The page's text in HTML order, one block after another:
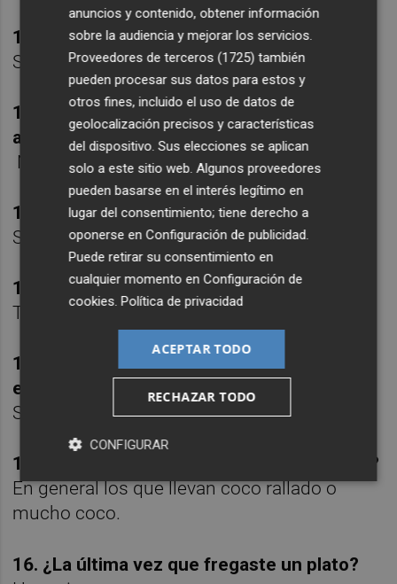
10. Lo más raro que has probado nunca
Serpiente, cocodrilo...
11. ¿Has llorado (de emoción) al probar
algún plato?
No
12. ¿Pides palomitas en el cine?
Sí
13. Una canción para abrir boca.
The XX Intro
14. Mi cena de los domingos por la noche
es...
Sushi o hindú
15. ¿Cuál es el peor plato que has probado?
En general los que llevan coco rallado o
mucho coco.
16. ¿La última vez que fregaste un plato?
anuncios y contenido, obtener información
sobre la audiencia y mejorar los servicios.
Proveedores de terceros (1725) también
pueden procesar sus datos para estos y
otros fines, incluido el uso de datos de
geolocalización precisos y características
del dispositivo. Sus elecciones se aplican
solo a este sitio web. Algunos proveedores
pueden basarse en el interés legítimo en
lugar del consentimiento; tiene derecho a
oponerse enConfiguración de publicidad.
Puede retirar su consentimiento en
cualquier momento enConfiguración de
cookies.Política de privacidad
ACEPTAR TODO
RECHAZAR TODO
CONFIGURAR